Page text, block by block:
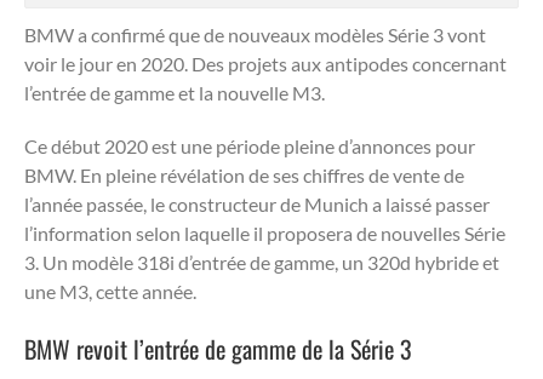
BMW a confirmé que de nouveaux modèles Série 3 vont
voir le jour en 2020. Des projets aux antipodes concernant
l’entrée de gamme et la nouvelle M3.
Ce début 2020 est une période pleine d’annonces pour
BMW. En pleine révélation de ses chiffres de vente de
l’année passée, le constructeur de Munich a laissé passer
l’information selon laquelle il proposera de nouvelles Série
3. Un modèle 318i d’entrée de gamme, un 320d hybride et
une M3, cette année.
BMW revoit l’entrée de gamme de la Série 3